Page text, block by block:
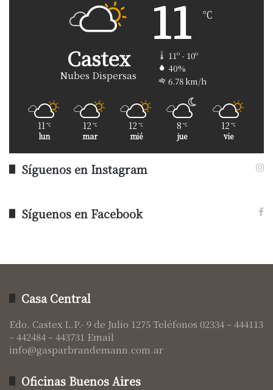
Castex
Nubes Dispersas
11 ℃
11º - 10º
40%
6.78 km/h
11 ℃
lun
12 ℃
mar
12 ℃
mié
8 ℃
jue
12 ℃
vie
Síguenos en Instagram
Síguenos en Facebook
Casa Central
Edo. Castex L.P.- 9 de Julio 1275 Teléfonos 02334 – 444113
– 442484 – 443731 Email
info@gasparbrandemann.com.ar
Oficinas Buenos Aires